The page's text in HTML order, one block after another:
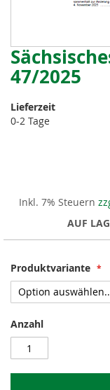
47/2025
Lieferzeit
0-2 Tage
Inkl. 7% Steuern
AUF
Produktvariante
Anzahl
Zum
Anfang
der
springen